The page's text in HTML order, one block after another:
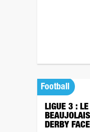
Football
LIGUE 3 :
DERBY